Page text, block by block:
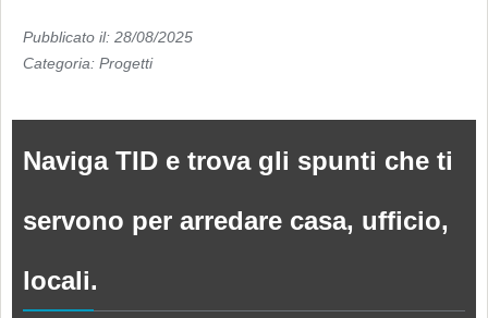
Pubblicato il: 28/08/2025
Categoria: Progetti
Naviga TID e trova gli spunti che ti
servono per arredare casa, ufficio,
locali.